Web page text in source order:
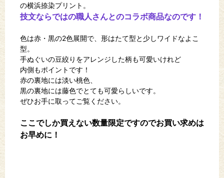
の横浜捺染プリント。
技文ならではの職人さんとのコラボ商品なのです！
色は赤・黒の2色展開で、形はたて型と少しワイドなよこ
型。
手ぬぐいの豆絞りをアレンジした柄も可愛いけれど
内側もポイントです！
赤の裏地には淡い桃色、
黒の裏地には藤色でとても可愛らしいです。
ぜひお手に取ってご覧ください。
ここでしか買えない数量限定ですのでお買い求めは
お早めに！